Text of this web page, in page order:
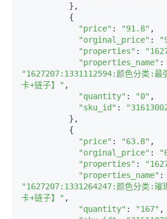
"price" : "91.8" ,
"orginal_price" :
"properties" :
"properties_name"
"1627207:1331112594:颜色分类:最
卡+链子】" ,
"quantity" : "0" ,
"sku_id" :
"price" : "63.8" ,
"orginal_price" :
"properties" :
"properties_name"
"1627207:1331264247:颜色分类:璀
卡+链子】" ,
"quantity" : "167" ,